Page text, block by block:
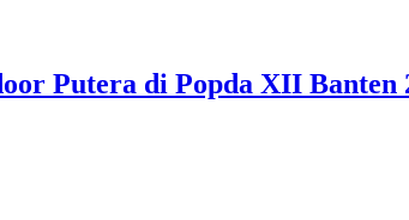
Putera di Popda XII Banten